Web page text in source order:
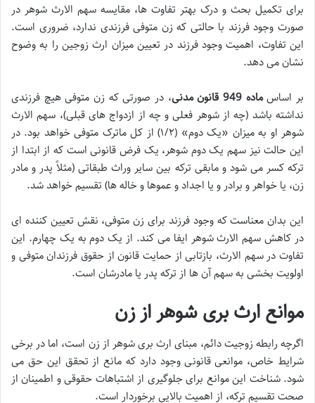
برای تکمیل بحث و درک بهتر تفاوت ها، مقایسه سهم الارث شوهر در
صورت وجود فرزند با حالتی که زن متوفی فرزندی ندارد، ضروری است.
این تفاوت، اهمیت وجود فرزند در تعیین میزان ارث زوجین را به وضوح
نشان می دهد.
بر اساسماده 949 قانون مدنی
، در صورتی که زن متوفی هیچ فرزندی
نداشته باشد (چه از شوهر فعلی و چه از ازدواج های قبلی)، سهم الارث
شوهر او به میزان «یک دوم» (۱/۲) از کل ماترک متوفی خواهد بود. در
این حالت نیز سهم یک دوم شوهر، یک فرض قانونی است که از ابتدا از
ترکه کسر می شود و مابقی ترکه بین سایر وراث طبقاتی (مثلاً پدر و مادر
زن، یا خواهر و برادر و یا اجداد و عموها و خاله ها) تقسیم خواهد شد.
این بدان معناست که وجود فرزند برای زن متوفی، نقش تعیین کننده ای
در کاهش سهم الارث شوهر ایفا می کند. از یک دوم به یک چهارم. این
تفاوت در سهم الارث، بازتابی از حمایت قانون از حقوق فرزندان متوفی و
اولویت بخشی به سهم آن ها از ترکه پدر یا مادرشان است.
موانع ارث بری شوهر از زن
اگرچه رابطه زوجیت دائم، مبنای ارث بری شوهر از زن است، اما در برخی
شرایط خاص، موانعی قانونی وجود دارد که مانع از تحقق این حق می
شود. شناخت این موانع برای جلوگیری از اشتباهات حقوقی و اطمینان از
صحت تقسیم ترکه، از اهمیت بالایی برخوردار است.